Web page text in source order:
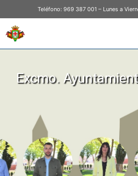
Teléfono: 969 387 001 – Lunes a
Excmo.